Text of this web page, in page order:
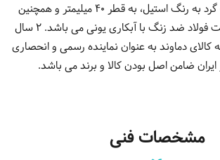
شود.قاب این ساعت گرد به رنگ استیل، به قطر 40 میلیمتر و همچنین
بند نقره ای این ساعت فولاد ضد زنگ با آبکاری یونی می باشد. 2 سال
دماوند به عنوان نماینده رسمی و انحصاری
ضامن اصل بودن کالا و برند می باشد.
مشخصات فنی